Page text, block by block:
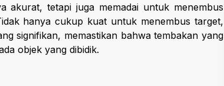
akurat, tetapi juga memadai untuk menembus
hanya cukup kuat untuk menembus target,
signifikan, memastikan bahwa tembakan yang
objek yang dibidik.